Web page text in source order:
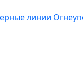
линии